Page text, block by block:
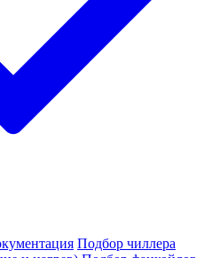
Подбор чиллера